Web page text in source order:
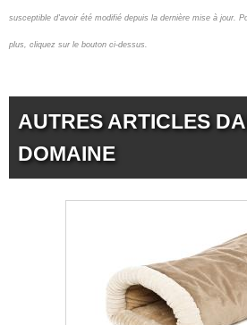
susceptible d'avoir été modifié depuis la dernière mise à jour.
plus, cliquez sur le bouton ci-dessus.
AUTRES ARTICLES
DOMAINE